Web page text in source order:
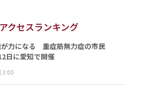
アクセスランキング
が力になる 重症筋無力症の市民
日に愛知で開催